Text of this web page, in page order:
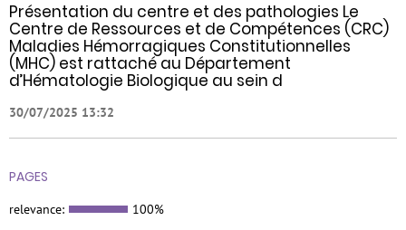
Présentation du centre et des pathologies Le
Centre de Ressources et de Compétences (CRC)
Maladies Hémorragiques Constitutionnelles
(MHC) est rattaché au Département
d’Hématologie Biologique au sein d
30/07/2025 13:32
PAGES
relevance: 100%